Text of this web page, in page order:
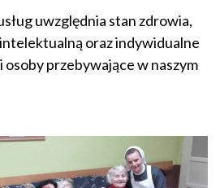
uwzględnia stan zdrowia,
oraz indywidualne
przebywające w naszym